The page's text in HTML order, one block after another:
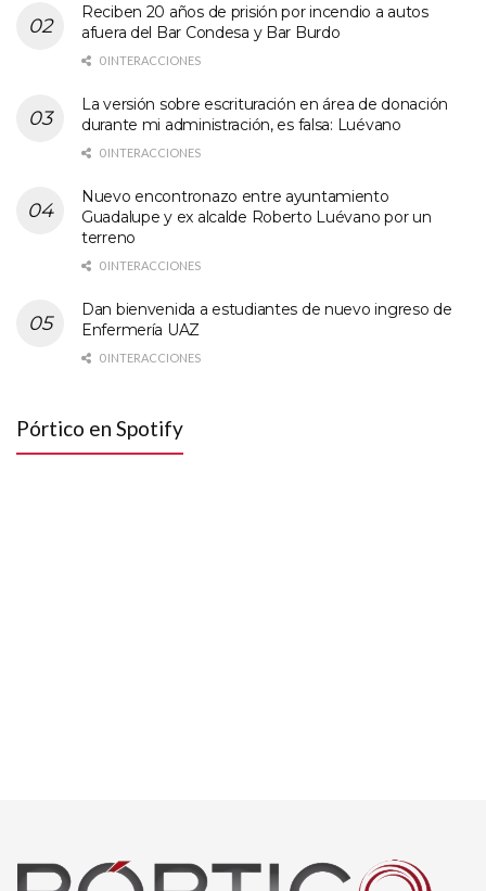
Reciben 20 años de prisión por incendio a autos
afuera del Bar Condesa y Bar Burdo
0 INTERACCIONES
La versión sobre escrituración en área de donación
durante mi administración, es falsa: Luévano
0 INTERACCIONES
Nuevo encontronazo entre ayuntamiento
Guadalupe y ex alcalde Roberto Luévano por un
terreno
0 INTERACCIONES
Dan bienvenida a estudiantes de nuevo ingreso de
Enfermería UAZ
0 INTERACCIONES
Pórtico en Spotify